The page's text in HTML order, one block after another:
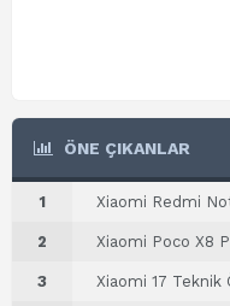
ÖNE ÇIKANLAR
1 Xiaomi Redmi
2 Xiaomi Poco X8
3 Xiaomi 17 Teknik